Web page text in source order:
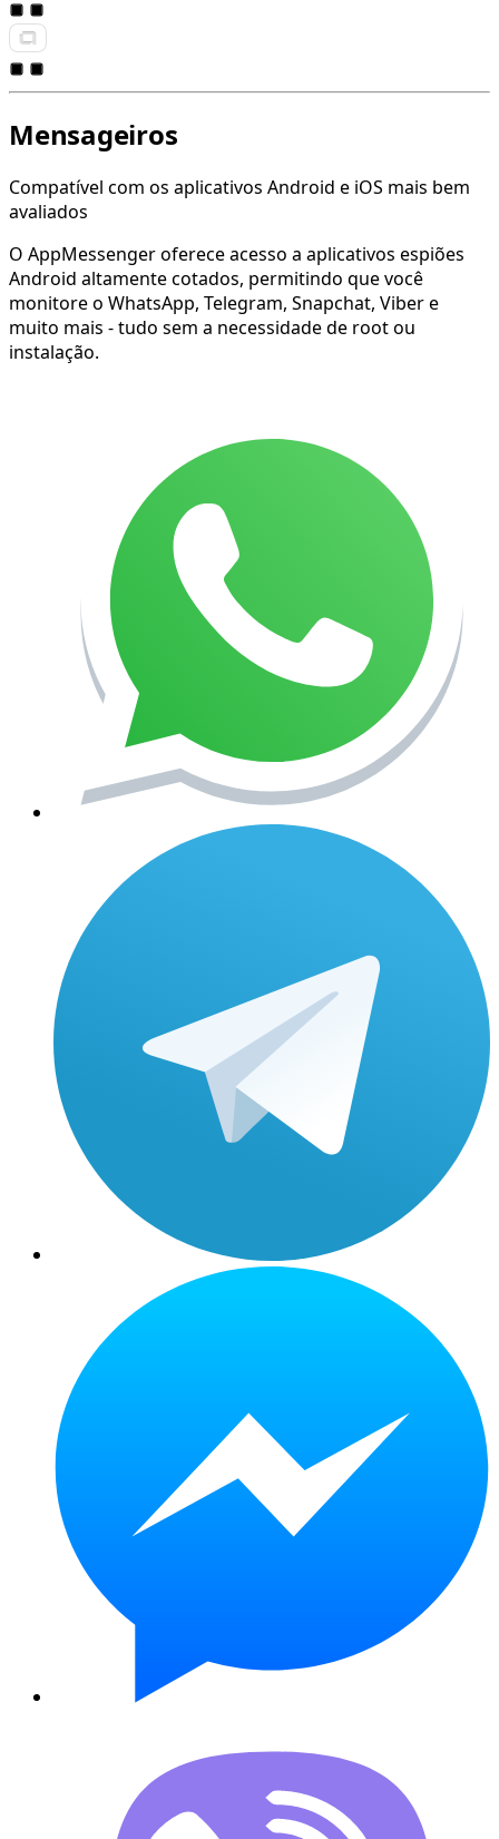
Mensageiros
Compatível com os aplicativos Android e iOS mais bem
avaliados
O AppMessenger oferece acesso a aplicativos espiões
Android altamente cotados, permitindo que você
monitore o WhatsApp, Telegram, Snapchat, Viber e
muito mais - tudo sem a necessidade de root ou
instalação.